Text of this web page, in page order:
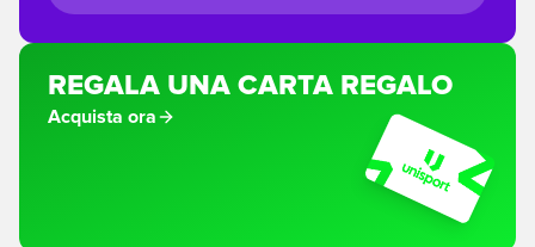
REGALA UNA CARTA REGALO
Acquista ora